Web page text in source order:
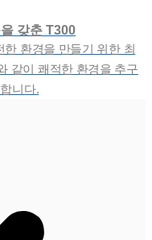
갖춘 T300
환경을 만들기 위한 최
같이 쾌적한 환경을 추구
니다.